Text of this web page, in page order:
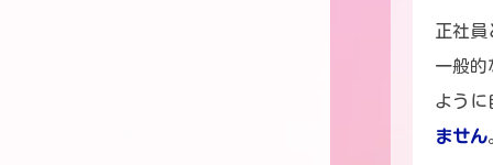
正社員
一般的
ように
ません